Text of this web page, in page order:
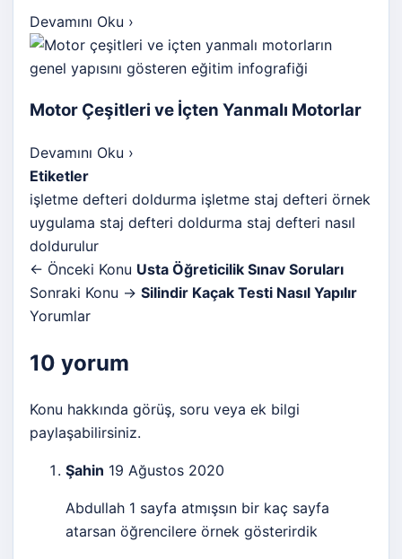
Devamını Oku ›
Motor Çeşitleri ve İçten Yanmalı Motorlar
Devamını Oku ›
Etiketler
işletme defteri doldurma işletme staj defteri örnek
uygulama staj defteri doldurma staj defteri nasıl
doldurulur
← Önceki Konu Usta Öğreticilik Sınav Soruları
Sonraki Konu → Silindir Kaçak Testi Nasıl Yapılır
Yorumlar
10 yorum
Konu hakkında görüş, soru veya ek bilgi
paylaşabilirsiniz.
Şahin 19 Ağustos 2020
Abdullah 1 sayfa atmışsın bir kaç sayfa
atarsan öğrencilere örnek gösterirdik